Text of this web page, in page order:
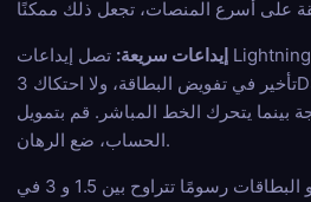
إيداعات سريعة: تصل إيداعات Lightning و SOL في ثوانٍ. لا يوجد
تأخير في تفويض البطاقة، ولا احتكاك 3DS، ولا معاملة معلقة في
بينما يتحرك الخط المباشر. قم بتمويل
الحساب، ضع الرهان.
يفرض معالجو البطاقات رسومًا تتراوح بين 1.5 و 3 في